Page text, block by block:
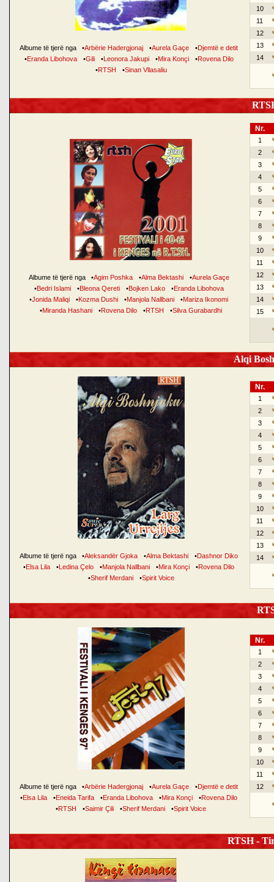
Albume të tjerë nga •Arbërie Hadergjonaj •Aurela Gaçe •Djemtë e detit
•Eranda Libohova •Gili •Leonora Jakupi •Mira Konçi •Rovena Dilo
•RTSH •Sinan Vllasaliu
10
11
12
13
14
Albume të tjerë nga •Agim Poshka •Alma Bektashi •Aurela Gaçe
•Bedri Islami •Bleona Qereti •Bojken Lako •Eranda Libohova
•Jonida Maliqi •Kozma Dushi •Manjola Nallbani •Mariza Ikonomi
•Miranda Hashani •Rovena Dilo •RTSH •Silva Gurabardhi
Nr.
1
2
3
4
5
6
7
8
9
10
11
12
13
14
15
Alqi
Albume të tjerë nga •Aleksandër Gjoka •Alma Bektashi •Dashnor Diko
•Elsa Lila •Ledina Çelo •Manjola Nallbani •Mira Konçi •Rovena Dilo
•Sherif Merdani •Spirit Voice
Nr.
1
2
3
4
5
6
7
8
9
10
11
12
13
14
Albume të tjerë nga •Arbërie Hadergjonaj •Aurela Gaçe •Djemtë e detit
•Elsa Lila •Eneida Tarifa •Eranda Libohova •Mira Konçi •Rovena Dilo
•RTSH •Saimir Çili •Sherif Merdani •Spirit Voice
Nr.
1
2
3
4
5
6
7
8
9
10
11
12
RTSH -